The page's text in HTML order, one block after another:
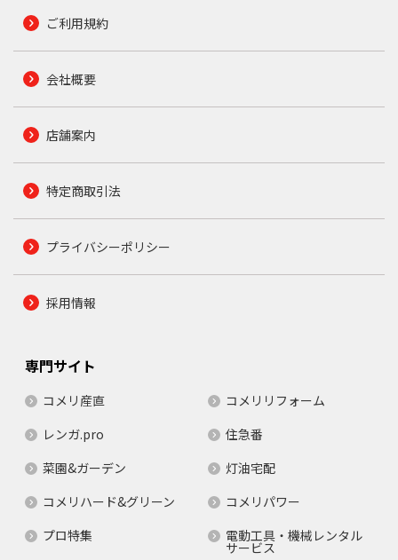
ご利用規約
会社概要
店舗案内
特定商取引法
プライバシーポリシー
採用情報
専門サイト
コメリ産直
コメリリフォーム
レンガ.pro
住急番
菜園&ガーデン
灯油宅配
コメリハード&グリーン
コメリパワー
プロ特集
電動工具・機械レンタル
サービス